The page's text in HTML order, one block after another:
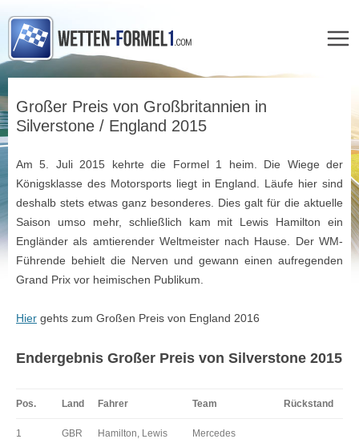
springen
Großer Preis von Großbritannien in
Silverstone / England 2015
Am 5. Juli 2015 kehrte die Formel 1 heim. Die Wiege der
Königsklasse des Motorsports liegt in England. Läufe hier sind
deshalb stets etwas ganz besonderes. Dies galt für die aktuelle
Saison umso mehr, schließlich kam mit Lewis Hamilton ein
Engländer als amtierender Weltmeister nach Hause. Der WM-
Führende behielt die Nerven und gewann einen aufregenden
Grand Prix vor heimischen Publikum.
Hier gehts zum Großen Preis von England 2016
Endergebnis Großer Preis von Silverstone 2015
Pos. Land Fahrer Team Rückstand
1 GBR Hamilton, Lewis Mercedes